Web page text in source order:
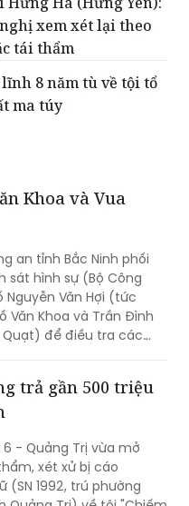
8 năm tù về tội tổ
ma túy
Khoa và Vua
an tỉnh Bắc Ninh phối
Văn Hợi (tức
Văn Khoa và Trần Đình
để điều tra các
những mâu thuẫn
động livestream trên
trả gần 500 triệu
6 - Quảng Trị vừa mở
xét xử bị cáo
(SN 1992, trú phường
Quảng Trị) về tội "Chiếm
phép".